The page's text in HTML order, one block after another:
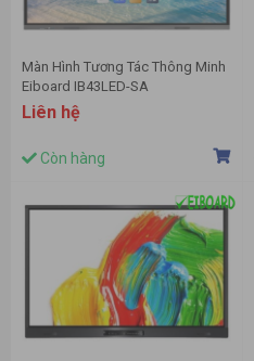
Màn Hình Tương Tác Thông Minh
Eiboard IB43LED-SA
Liên hệ
Còn hàng